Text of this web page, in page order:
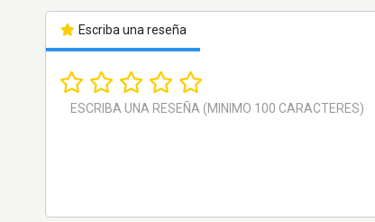
Escriba una reseña